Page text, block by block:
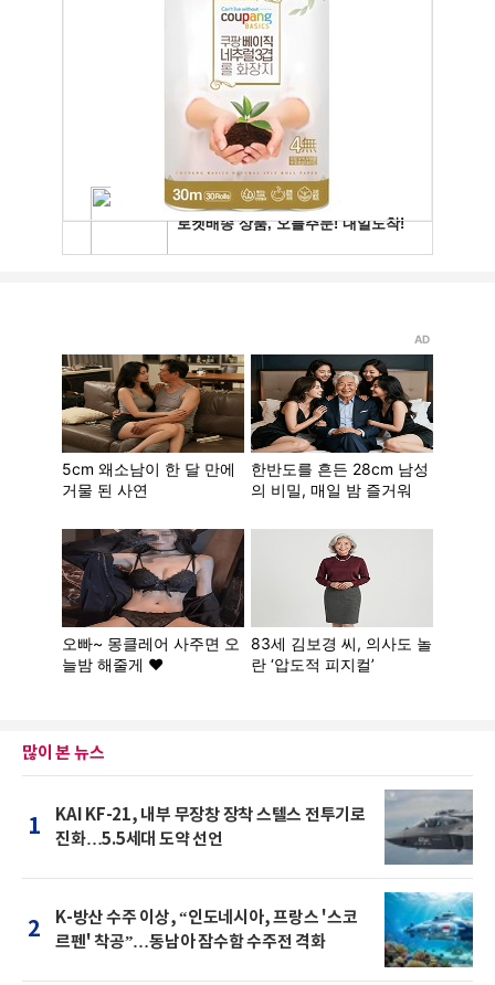
많이 본 뉴스
1
KAI KF-21, 내부 무장창 장착 스텔스 전투기로
진화…5.5세대 도약 선언
2
K-방산 수주 이상, “인도네시아, 프랑스 '스코
르펜' 착공”…동남아 잠수함 수주전 격화